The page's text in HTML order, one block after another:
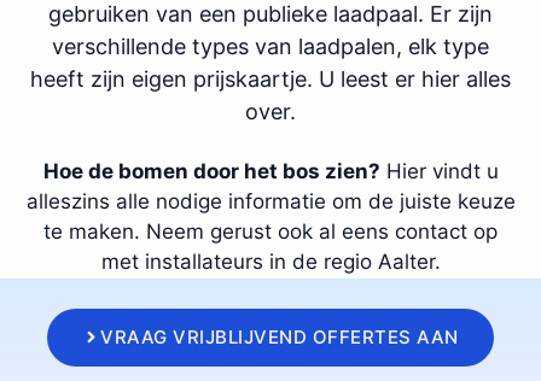
gebruiken van een publieke laadpaal. Er zijn
verschillende types van laadpalen, elk type
heeft zijn eigen prijskaartje. U leest er hier alles
over.
Hoe de bomen door het bos zien? Hier vindt u
alleszins alle nodige informatie om de juiste keuze
te maken. Neem gerust ook al eens contact op
met installateurs in de regio Aalter.
VRAAG VRIJBLIJVEND OFFERTES AAN